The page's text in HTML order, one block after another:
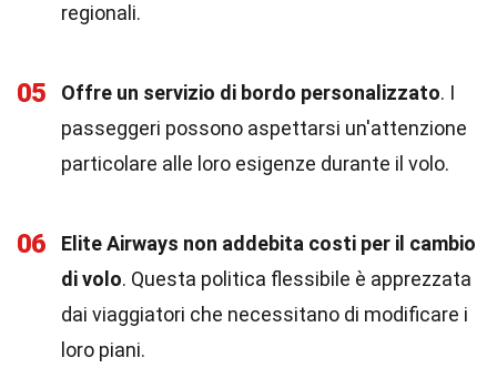
regionali.
05 Offre un servizio di bordo personalizzato. I
passeggeri possono aspettarsi un'attenzione
particolare alle loro esigenze durante il volo.
06
Elite Airways non addebita costi per il cambio
di volo. Questa politica flessibile è apprezzata
dai viaggiatori che necessitano di modificare i
loro piani.